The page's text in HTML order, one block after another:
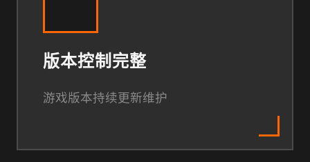
版本控制完整
游戏版本持续更新维护